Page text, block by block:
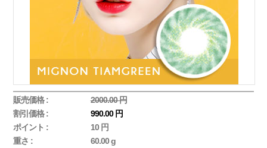
販売価格 :
2000.00 円
割引価格 :
990.00 円
ポイント :
10 円
重さ :
60.00 g